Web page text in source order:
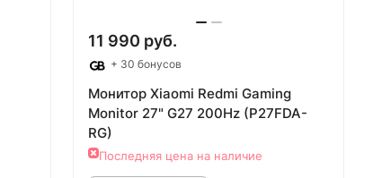
11 990 руб.
+ 30 бонусов
Монитор Xiaomi Redmi Gaming
Monitor 27" G27 200Hz (P27FDA-
RG)
Последняя цена на наличие